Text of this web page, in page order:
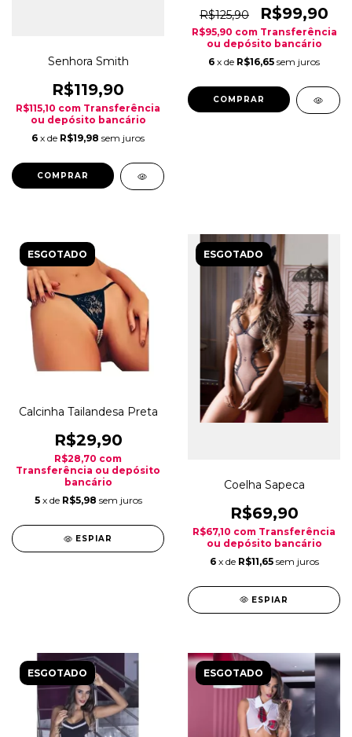
Senhora Smith
R$119,90
R$115,10 com Transferência
ou depósito bancário
6 x de R$19,98 sem juros
COMPRAR
R$125,90 R$99,90
R$95,90 com Transferência
ou depósito bancário
6 x de R$16,65 sem juros
COMPRAR
ESGOTADO
Calcinha Tailandesa Preta
R$29,90
R$28,70 com
Transferência ou depósito
bancário
5 x de R$5,98 sem juros
ESPIAR
ESGOTADO
Coelha Sapeca
R$69,90
R$67,10 com Transferência
ou depósito bancário
6 x de R$11,65 sem juros
ESPIAR
ESGOTADO ESGOTADO